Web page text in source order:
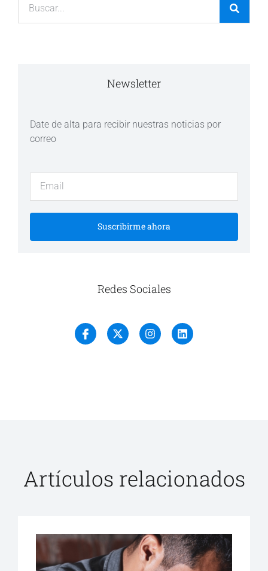
Newsletter
Date de alta para recibir nuestras noticias por
correo
Suscribirme ahora
Redes Sociales
Artículos relacionados